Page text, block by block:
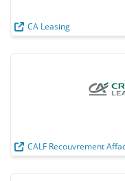
CA Leasing
CALF Recouvrement